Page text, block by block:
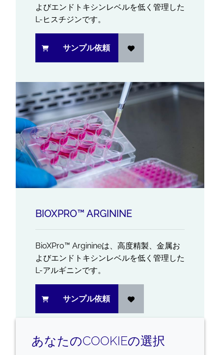
よびエンドトキシンレベルを低く管理した
L-ヒスチジンです。
サンプル依頼
BIOXPRO™ ARGININE
BioXPro™ Arginineは、高度精製、金属お
よびエンドトキシンレベルを低く管理した
L-アルギニンです。
サンプル依頼
あなたのCOOKIEの選択